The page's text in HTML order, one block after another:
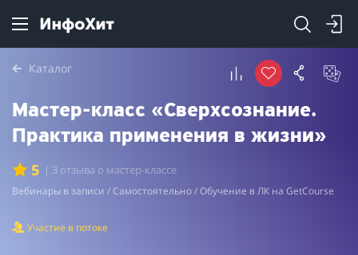
Каталог
Мастер-класс «Сверхсознание.
Практика применения в жизни»
5 | 3 отзыва о мастер-классе
Вебинары в записи / Самостоятельно / Обучение в ЛК на GetCourse
Участие в потоке